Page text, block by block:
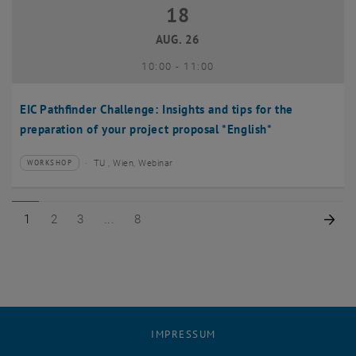
EIC Pathfinder Challenge: Insights and tips for the
preparation of your project proposal *English*
18 August 2026
18
AUG. 26
10:00- bis
11:00
Veranstaltungstyp:
WORKSHOP
Veranstaltungsort:TU , Wien, Webinar
Seite 1 von 8
1 Seite 2 von 8
2 Seite 3 von 8
3 Seite 8 von 8
8
IMPRESSUM